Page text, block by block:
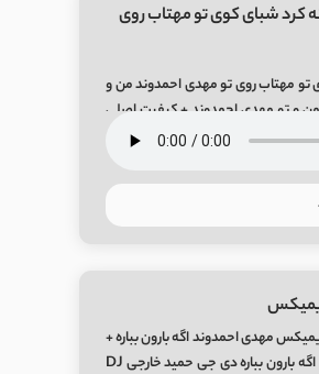
کرد شبای کوی تو مهتاب روی
تو مهتاب روی تو مهدی احمدوند من و
و تو مهدی احمدوند + کیفیت اصلی
مهدی احمدوند اگه بارون بباره +
متن ترانه دانلود ریمیکس جدید مهدی احمدوند به نام اگه بارون بباره دی جی حمید خارجی DJ